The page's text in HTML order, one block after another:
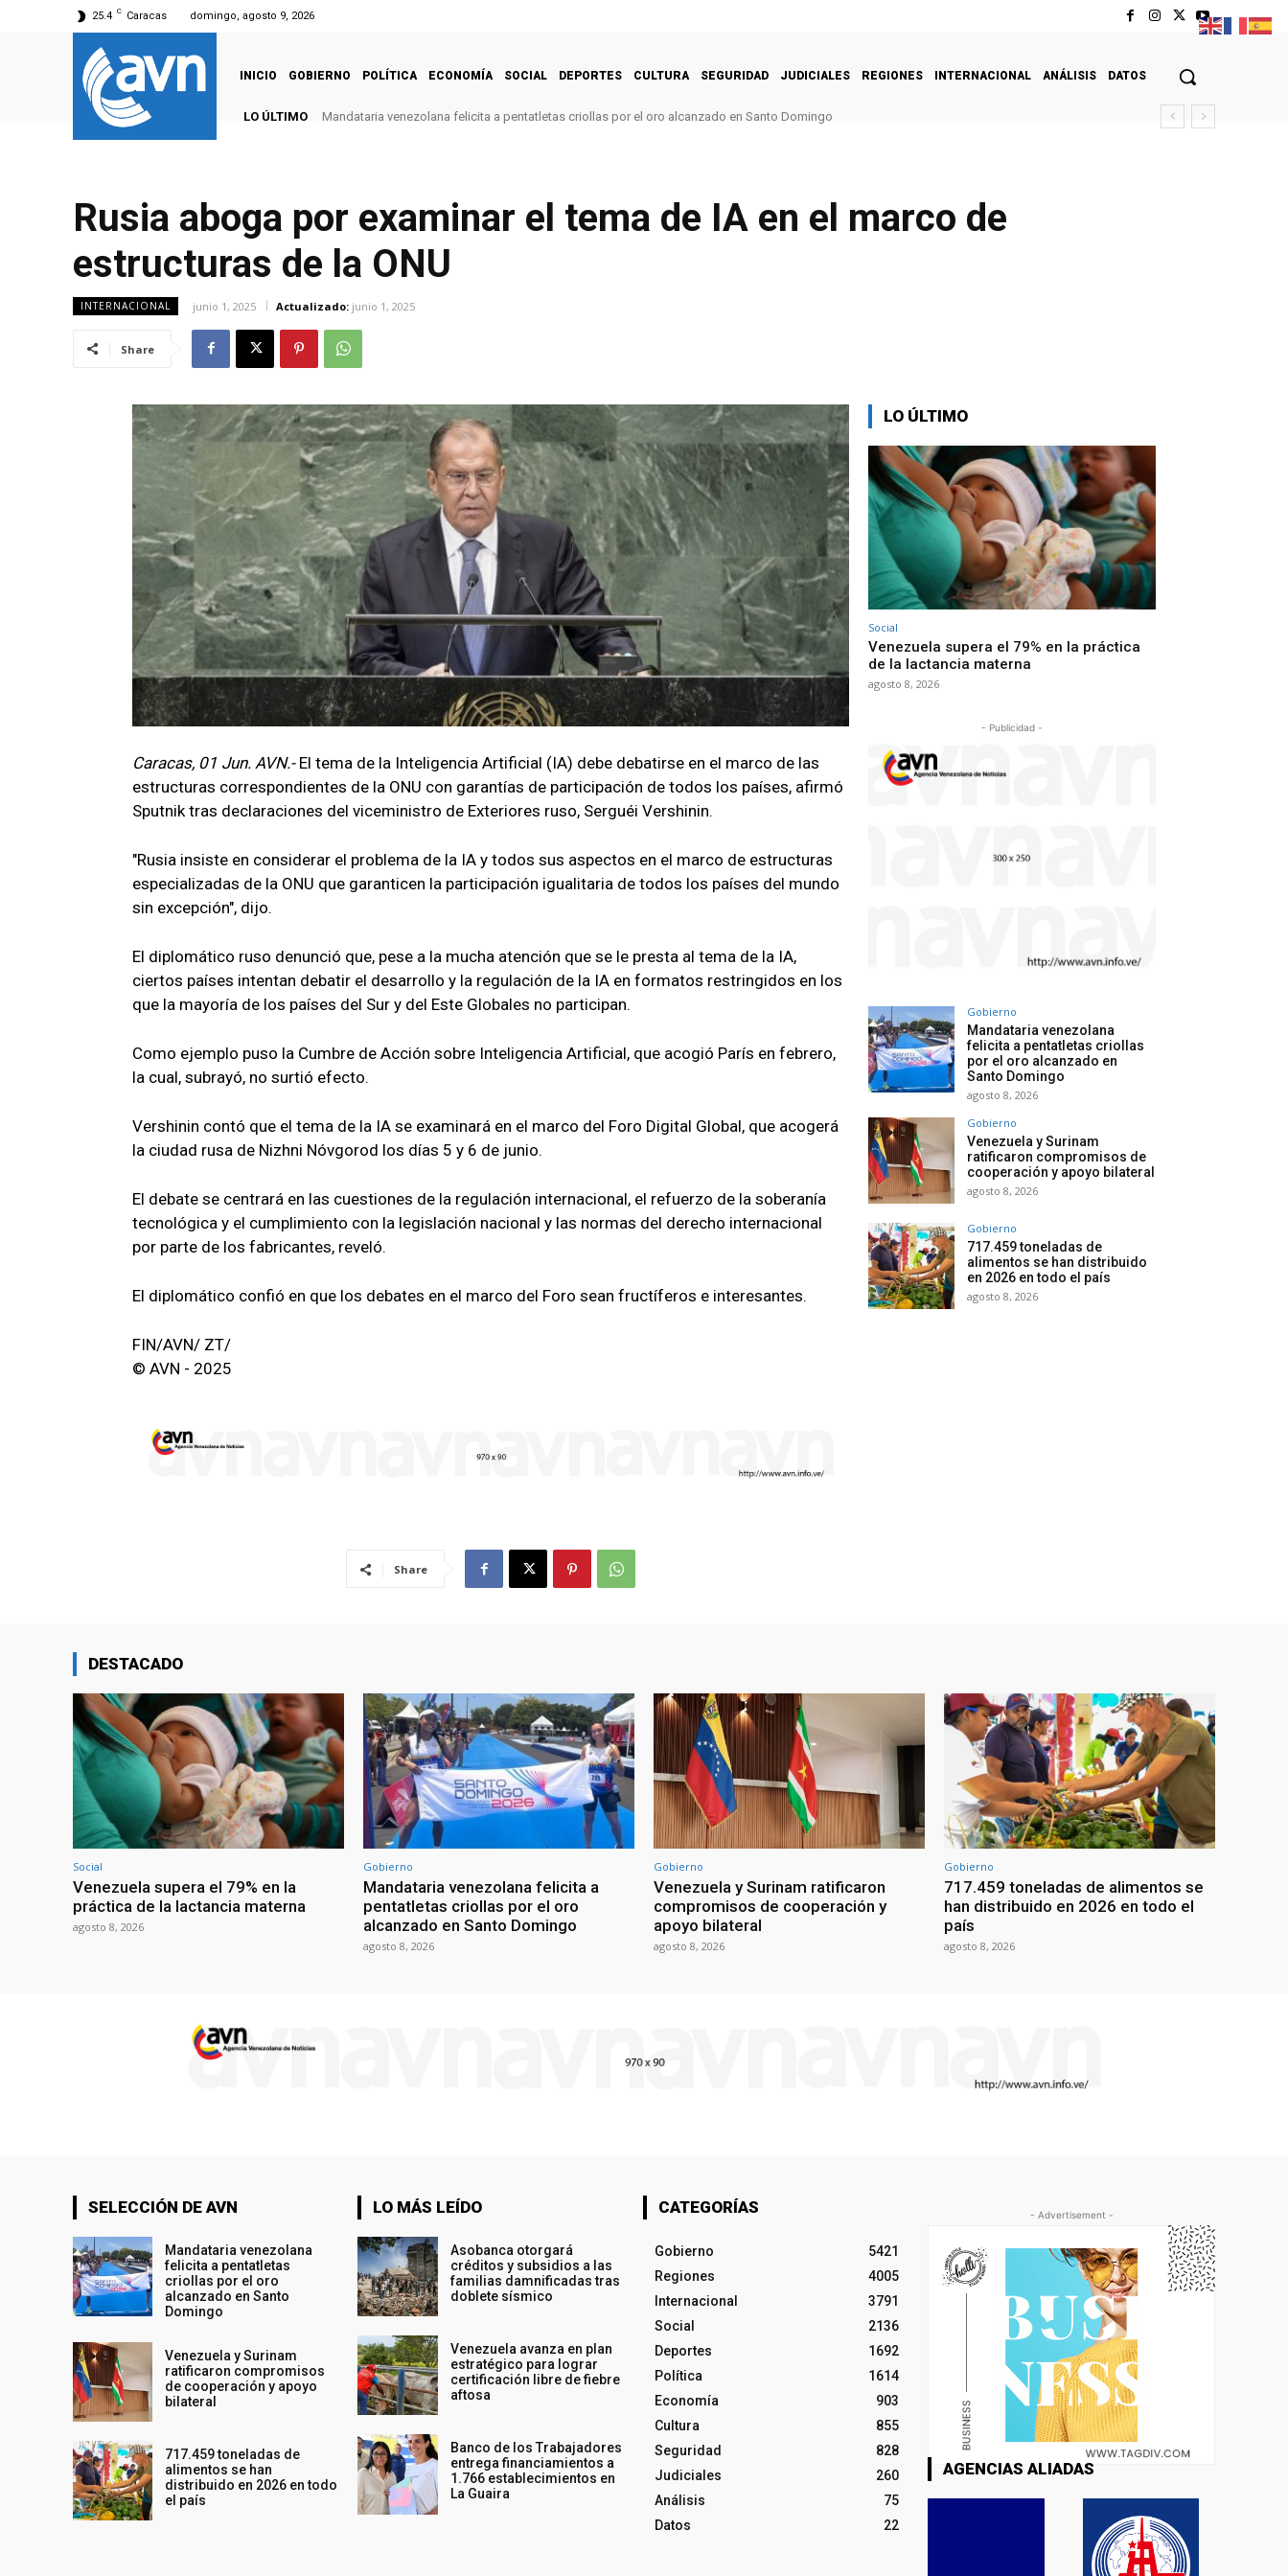
25.4 C Caracas domingo, agosto 9, 2026
INICIO GOBIERNO POLÍTICA ECONOMÍA SOCIAL DEPORTES CULTURA SEGURIDAD JUDICIALES REGIONES INTERNACIONAL ANÁLISIS DATOS
LO ÚLTIMO Mandataria venezolana felicita a pentatletas criollas por el oro alcanzado en Santo Domingo
Rusia aboga por examinar el tema de IA en el marco de
estructuras de la ONU
INTERNACIONAL junio 1, 2025 Actualizado: junio 1, 2025
Share
Caracas, 01 Jun. AVN.- El tema de la Inteligencia Artificial (IA) debe debatirse en el marco de las
estructuras correspondientes de la ONU con garantías de participación de todos los países, afirmó
Sputnik tras declaraciones del viceministro de Exteriores ruso, Serguéi Vershinin.
"Rusia insiste en considerar el problema de la IA y todos sus aspectos en el marco de estructuras
especializadas de la ONU que garanticen la participación igualitaria de todos los países del mundo
sin excepción", dijo.
El diplomático ruso denunció que, pese a la mucha atención que se le presta al tema de la IA,
ciertos países intentan debatir el desarrollo y la regulación de la IA en formatos restringidos en los
que la mayoría de los países del Sur y del Este Globales no participan.
Como ejemplo puso la Cumbre de Acción sobre Inteligencia Artificial, que acogió París en febrero,
la cual, subrayó, no surtió efecto.
Vershinin contó que el tema de la IA se examinará en el marco del Foro Digital Global, que acogerá
la ciudad rusa de Nizhni Nóvgorod los días 5 y 6 de junio.
El debate se centrará en las cuestiones de la regulación internacional, el refuerzo de la soberanía
tecnológica y el cumplimiento con la legislación nacional y las normas del derecho internacional
por parte de los fabricantes, reveló.
El diplomático confió en que los debates en el marco del Foro sean fructíferos e interesantes.
FIN/AVN/ ZT/
© AVN - 2025
Share
LO ÚLTIMO
Social
Venezuela supera el 79% en la práctica
de la lactancia materna
agosto 8, 2026
- Publicidad -
Gobierno
Mandataria venezolana
felicita a pentatletas criollas
por el oro alcanzado en
Santo Domingo
agosto 8, 2026
Gobierno
Venezuela y Surinam
ratificaron compromisos de
cooperación y apoyo bilateral
agosto 8, 2026
Gobierno
717.459 toneladas de
alimentos se han distribuido
en 2026 en todo el país
agosto 8, 2026
DESTACADO
Social
Venezuela supera el 79% en la
práctica de la lactancia materna
agosto 8, 2026
Gobierno
Mandataria venezolana felicita a
pentatletas criollas por el oro
alcanzado en Santo Domingo
agosto 8, 2026
Gobierno
Venezuela y Surinam ratificaron
compromisos de cooperación y
apoyo bilateral
agosto 8, 2026
Gobierno
717.459 toneladas de alimentos se
han distribuido en 2026 en todo el
país
agosto 8, 2026
SELECCIÓN DE AVN
Mandataria venezolana
felicita a pentatletas
criollas por el oro
alcanzado en Santo
Domingo
Venezuela y Surinam
ratificaron compromisos
de cooperación y apoyo
bilateral
717.459 toneladas de
alimentos se han
distribuido en 2026 en todo
el país
LO MÁS LEÍDO
Asobanca otorgará
créditos y subsidios a las
familias damnificadas tras
doblete sísmico
Venezuela avanza en plan
estratégico para lograr
certificación libre de fiebre
aftosa
Banco de los Trabajadores
entrega financiamientos a
1.766 establecimientos en
La Guaira
CATEGORÍAS
Gobierno
5421
Regiones
4005
Internacional
3791
Social
2136
Deportes
1692
Política
1614
Economía
903
Cultura
855
Seguridad
828
Judiciales
260
Análisis
75
Datos
22
- Advertisement -
AGENCIAS ALIADAS